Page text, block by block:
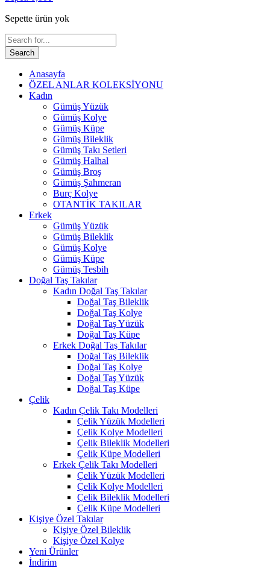
Sepette ürün yok
Search
Anasayfa
ÖZEL ANLAR KOLEKSİYONU
Kadın
Gümüş Yüzük
Gümüş Kolye
Gümüş Küpe
Gümüş Bileklik
Gümüş Takı Setleri
Gümüş Halhal
Gümüş Broş
Gümüş Şahmeran
Burç Kolye
OTANTİK TAKILAR
Erkek
Gümüş Yüzük
Gümüş Bileklik
Gümüş Kolye
Gümüş Küpe
Gümüş Tesbih
Doğal Taş Takılar
Kadın Doğal Taş Takılar
Doğal Taş Bileklik
Doğal Taş Kolye
Doğal Taş Yüzük
Doğal Taş Küpe
Erkek Doğal Taş Takılar
Doğal Taş Bileklik
Doğal Taş Kolye
Doğal Taş Yüzük
Doğal Taş Küpe
Çelik
Kadın Çelik Takı Modelleri
Çelik Yüzük Modelleri
Çelik Kolye Modelleri
Çelik Bileklik Modelleri
Çelik Küpe Modelleri
Erkek Çelik Takı Modelleri
Çelik Yüzük Modelleri
Çelik Kolye Modelleri
Çelik Bileklik Modelleri
Çelik Küpe Modelleri
Kişiye Özel Takılar
Kişiye Özel Bileklik
Kişiye Özel Kolye
Yeni Ürünler
İndirim